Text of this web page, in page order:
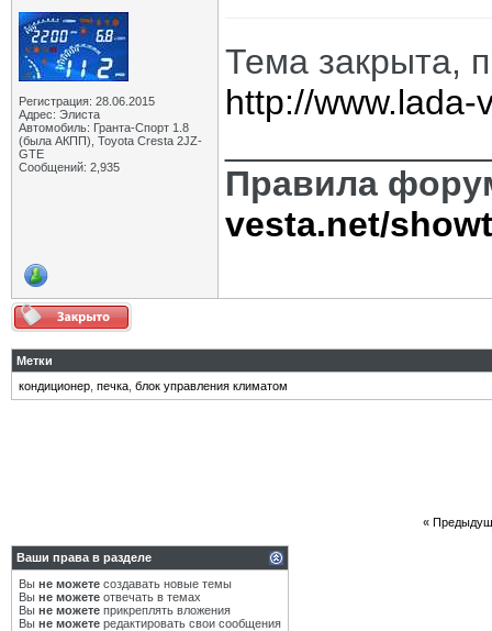
Регистрация: 28.06.2015
Адрес: Элиста
Автомобиль: Гранта-Спорт 1.8
(была АКПП), Toyota Cresta 2JZ-
GTE
Сообщений: 2,935
Тема закрыта,
http://
Правила
vesta.net/
Метки
кондиционер печка блок управления климатом
«
Ваши права в разделе
Вы не можете создавать новые темы
Вы не можете отвечать в темах
Вы не можете прикреплять вложения
Вы не можете редактировать свои сообщения